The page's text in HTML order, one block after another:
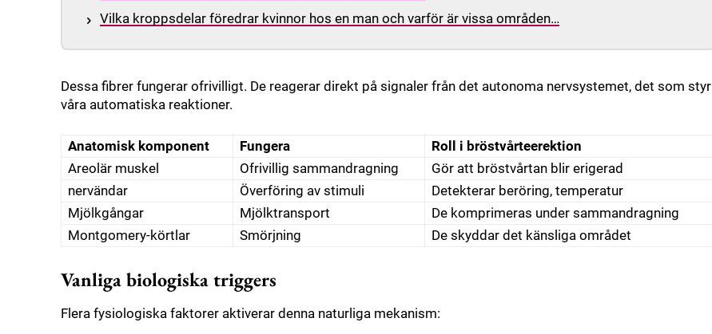
Vilka kroppsdelar föredrar kvinnor hos en man och varför är vissa områden…
Dessa fibrer fungerar ofrivilligt. De reagerar direkt på signaler från det autonoma nervsystemet, det som styr
våra automatiska reaktioner.
Anatomisk komponent Fungera
Roll i bröstvårteerektion
Areolär muskel
Ofrivillig sammandragning
Gör att bröstvårtan blir erigerad
nervändar
Överföring av stimuli
Detekterar beröring, temperatur
Mjölkgångar
Mjölktransport
De komprimeras under sammandragning
Montgomery-körtlar
Smörjning De skyddar det känsliga området
Vanliga biologiska triggers
Flera fysiologiska faktorer aktiverar denna naturliga mekanism: